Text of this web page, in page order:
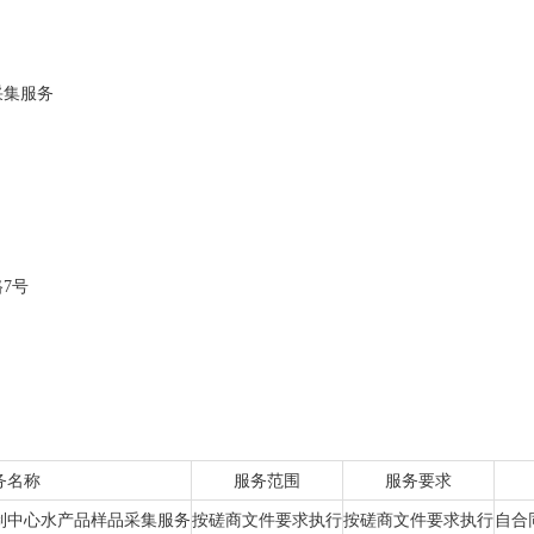
服务
7号
名称 服务范围 服务要求
中心水产品样品采集服务按磋商文件要求执行按磋商文件要求执行 自合